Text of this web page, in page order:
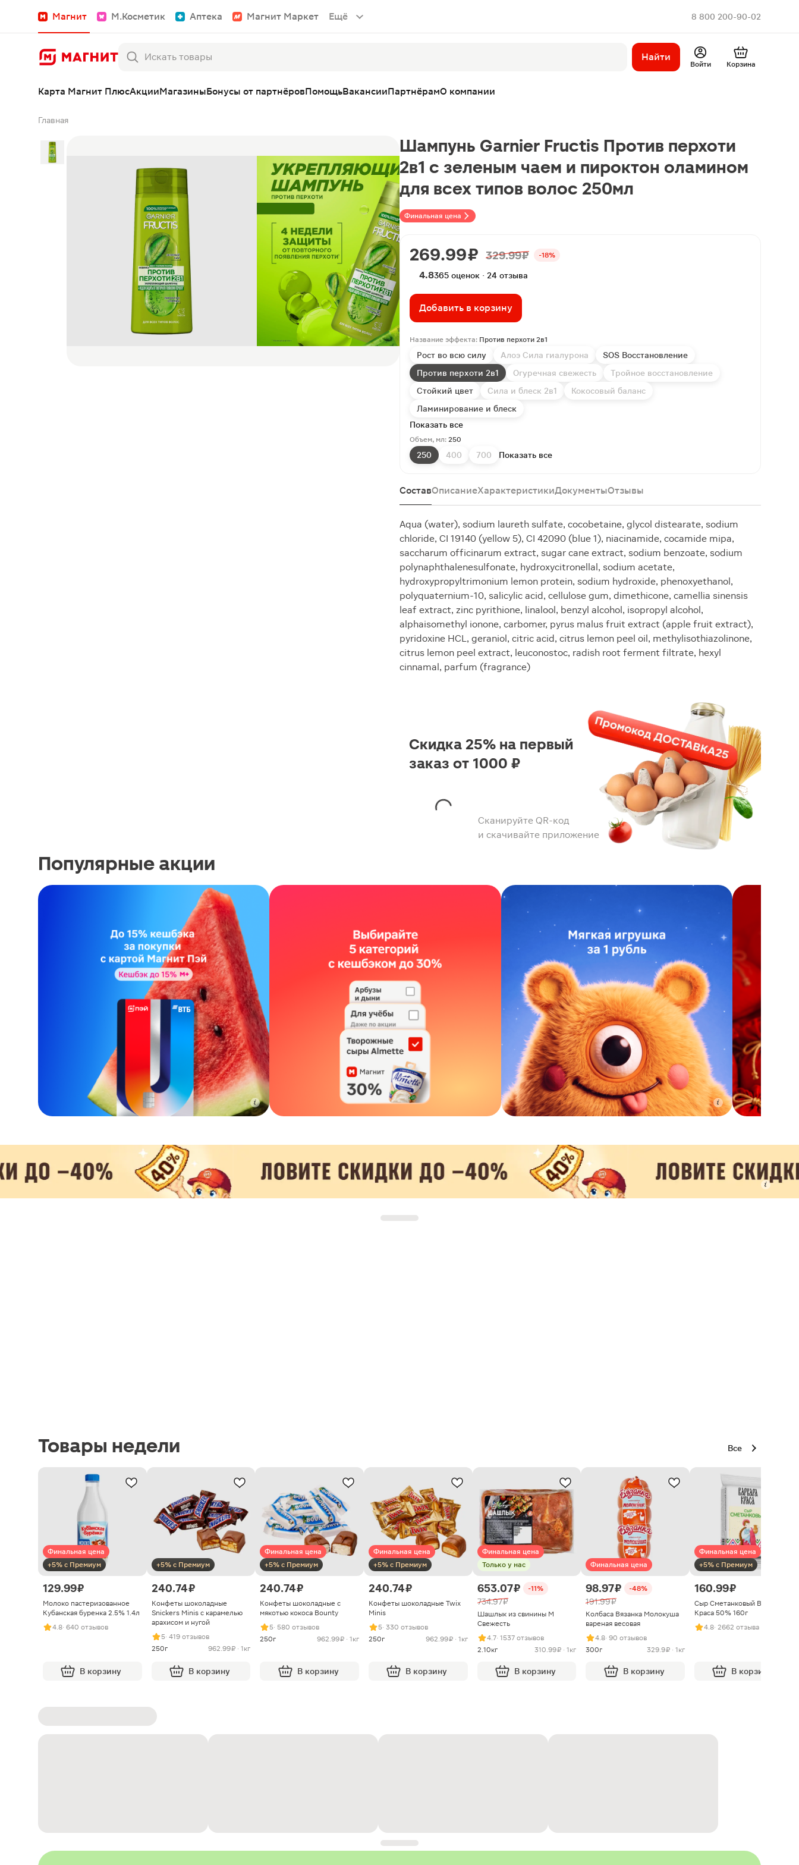
Магнит М.Косметик Аптека Магнит Маркет Ещё 8 800 200-90-02
Найти
Войти Корзина
Карта Магнит ПлюсАкцииМагазиныБонусы от партнёровПомощьВакансииПартнёрамО компании
Главная
Финальная цена
Шампунь Garnier Fructis Против перхоти
2в1 с зеленым чаем и пироктон оламином
для всех типов волос 250мл
269.99 ₽ 329.99 ₽ -18%
4.8365 оценок · 24 отзыва
Добавить в корзину
Название эффекта: Против перхоти 2в1
Рост во всю силу Алоэ Сила гиалурона
SOS Восстановление
Против перхоти 2в1
Огуречная свежесть
Тройное восстановление
Стойкий цвет
Сила и блеск 2в1
Кокосовый баланс
Ламинирование и блеск
Показать все
Объем, мл: 250
250 400 700 Показать все
СоставОписаниеХарактеристикиДокументыОтзывы
Aqua (water), sodium laureth sulfate, cocobetaine, glycol distearate, sodium
chloride, CI 19140 (yellow 5), CI 42090 (blue 1), niacinamide, cocamide mipa,
saccharum officinarum extract, sugar cane extract, sodium benzoate, sodium
polynaphthalenesulfonate, hydroxycitronellal, sodium acetate,
hydroxypropyltrimonium lemon protein, sodium hydroxide, phenoxyethanol,
polyquaternium-10, salicylic acid, cellulose gum, dimethicone, camellia sinensis
leaf extract, zinc pyrithione, linalool, benzyl alcohol, isopropyl alcohol,
alphaisomethyl ionone, carbomer, pyrus malus fruit extract (apple fruit extract),
pyridoxine HCL, geraniol, citric acid, citrus lemon peel oil, methylisothiazolinone,
citrus lemon peel extract, leuconostoc, radish root ferment filtrate, hexyl
cinnamal, parfum (fragrance)
Сканируйте QR-код
и скачивайте приложение
Скидка 25% на первый
заказ от 1000 ₽
Популярные акции
Товары недели Все
Финальная цена
+5% с Премиум
129.99 ₽
Молоко пастеризованное
Кубанская буренка 2.5% 1.4л
4.8· 640 отзывов
В корзину
+5% с Премиум
240.74 ₽
Конфеты шоколадные
Snickers Minis с карамелью
арахисом и нугой
5· 419 отзывов
250г
962.99 ₽ · 1кг
В корзину
Финальная цена
+5% с Премиум
240.74 ₽
Конфеты шоколадные с
мякотью кокоса Bounty
5· 580 отзывов
250г
962.99 ₽ · 1кг
В корзину
Финальная цена
+5% с Премиум
240.74 ₽
Конфеты шоколадные Twix
Minis
5· 330 отзывов
250г
962.99 ₽ · 1кг
В корзину
Финальная цена
Только у нас
653.07 ₽ -11%
734.97 ₽
Шашлык из свинины М
Свежесть
4.7· 1537 отзывов
2.10кг
310.99 ₽ · 1кг
В корзину
Финальная цена
98.97 ₽ -48%
191.99 ₽
Колбаса Вязанка Молокуша
вареная весовая
4.8· 90 отзывов
300г
329.9 ₽ · 1кг
В корзину
Финальная цена
+5% с Премиум
160.99 ₽
Сыр Сметанковый Варвара
Краса 50% 160г
4.8· 2662 отзыва
В корзину